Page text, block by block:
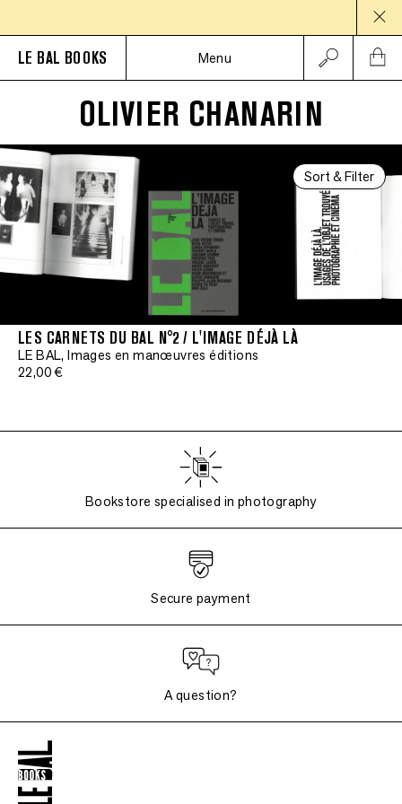
LE BAL BOOKS Menu
OLIVIER CHANARIN
Sort & Filter
LES CARNETS DU BAL N°2 / L'IMAGE DÉJÀ LÀ
LE BAL, Images en manœuvres éditions
22,00 €
Bookstore specialised in photography
Secure payment
A question?